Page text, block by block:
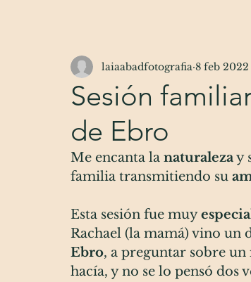
Sesión
de Ebro
laiaabadfotografia 8 feb 2022
Me encanta la naturaleza y
familia transmitiendo su
Esta sesión fue muy
Rachael (la mamá) vino un
Ebro, a preguntar sobre un
hacía, y no se lo pensó dos